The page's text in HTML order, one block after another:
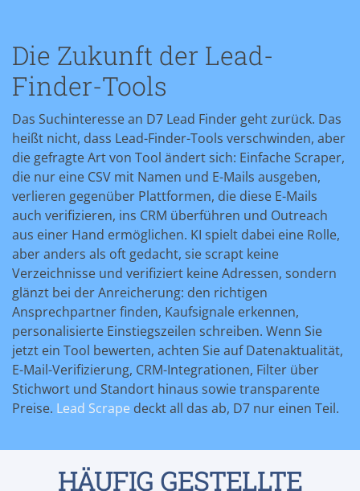
Die Zukunft der Lead-
Finder-Tools
Das Suchinteresse an D7 Lead Finder geht zurück. Das
heißt nicht, dass Lead-Finder-Tools verschwinden, aber
die gefragte Art von Tool ändert sich: Einfache Scraper,
die nur eine CSV mit Namen und E-Mails ausgeben,
verlieren gegenüber Plattformen, die diese E-Mails
auch verifizieren, ins CRM überführen und Outreach
aus einer Hand ermöglichen. KI spielt dabei eine Rolle,
aber anders als oft gedacht, sie scrapt keine
Verzeichnisse und verifiziert keine Adressen, sondern
glänzt bei der Anreicherung: den richtigen
Ansprechpartner finden, Kaufsignale erkennen,
personalisierte Einstiegszeilen schreiben. Wenn Sie
jetzt ein Tool bewerten, achten Sie auf Datenaktualität,
E-Mail-Verifizierung, CRM-Integrationen, Filter über
Stichwort und Standort hinaus sowie transparente
Preise. Lead Scrape deckt all das ab, D7 nur einen Teil.
HÄUFIG GESTELLTE